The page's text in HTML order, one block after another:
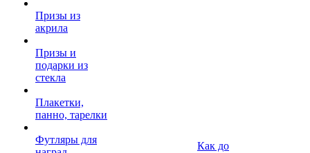
Призы из
акрила
Призы и
подарки из
стекла
Плакетки,
панно, тарелки
Футляры для
Как до